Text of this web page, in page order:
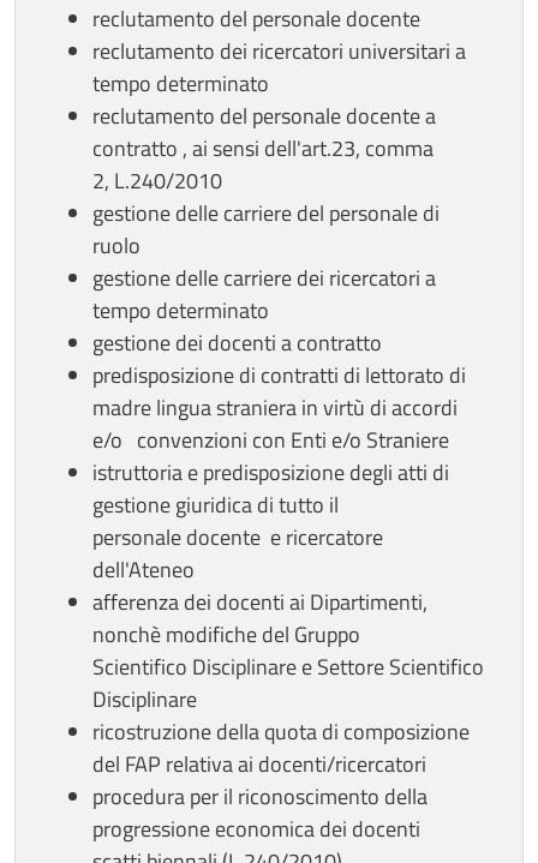
reclutamento del personale docente
reclutamento dei ricercatori universitari a
tempo determinato
reclutamento del personale docente a
contratto , ai sensi dell'art.23, comma
2, L.240/2010
gestione delle carriere del personale di
ruolo
gestione delle carriere dei ricercatori a
tempo determinato
gestione dei docenti a contratto
predisposizione di contratti di lettorato di
madre lingua straniera in virtù di accordi
e/o convenzioni con Enti e/o Straniere
istruttoria e predisposizione degli atti di
gestione giuridica di tutto il
personale docente e ricercatore
dell'Ateneo
afferenza dei docenti ai Dipartimenti,
nonchè modifiche del Gruppo
Scientifico Disciplinare e Settore Scientifico
Disciplinare
ricostruzione della quota di composizione
del FAP relativa ai docenti/ricercatori
procedura per il riconoscimento della
progressione economica dei docenti